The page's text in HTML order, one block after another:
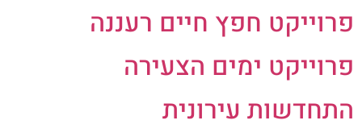
פרוייקט חפץ חיים רעננה
פרוייקט ימים הצעירה
התחדשות עירונית